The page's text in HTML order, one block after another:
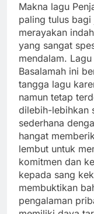
Makna lagu
paling tulus
merayakan
yang sangat
mendalam.
Basalamah ini
tangga lagu
namun tetap
dilebih-lebihkan
sederhana
hangat
lembut untuk
komitmen dan
kepada sang
membuktikan
pengalaman